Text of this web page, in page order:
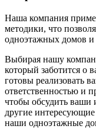
Наша компания
методики, что
одноэтажных домов и
Выбирая нашу
который заботится о
готовы реализовать
ответственностью и
чтобы обсудить ваши
другие
наши одноэтажные